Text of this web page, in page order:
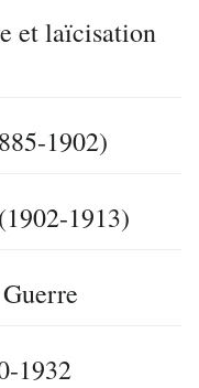
et laïcisation
1902)
1913)
1932